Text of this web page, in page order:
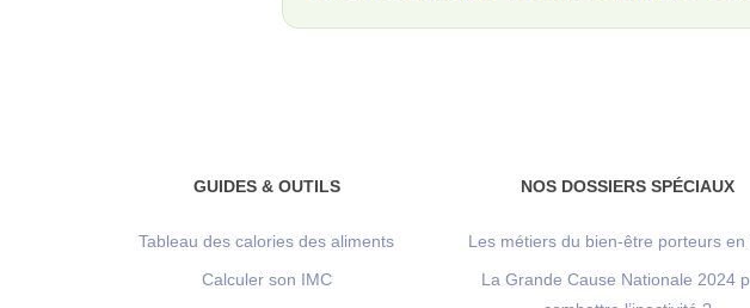
GUIDES & OUTILS
Tableau des calories des aliments
Calculer son IMC
NOS DOSSIERS SPÉCIAUX
Les métiers du bien-être porteurs en
La Grande Cause Nationale 2024